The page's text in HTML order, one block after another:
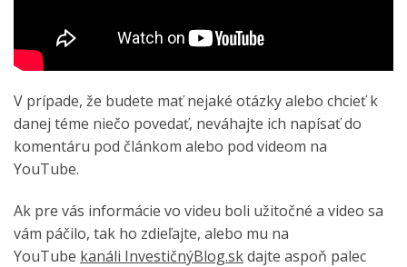
V prípade, že budete mať nejaké otázky alebo chcieť k
danej téme niečo povedať, neváhajte ich napísať do
komentáru pod článkom alebo pod videom na
YouTube.
Ak pre vás informácie vo videu boli užitočné a video sa
vám páčilo, tak ho zdieľajte, alebo mu na
YouTube kanáli InvestičnýBlog.skdajte aspoň palec